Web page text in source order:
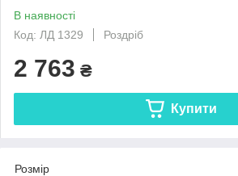
В наявності
Код: ЛД 1329
Роздріб
2 763 ₴
Купити
Розмір